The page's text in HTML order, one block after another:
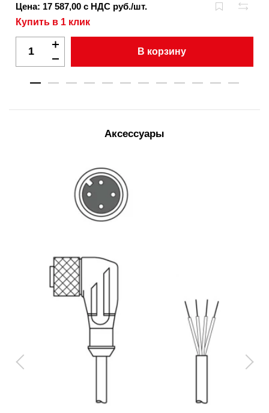
Цена: 17 587,00 с НДС руб./шт.
Купить в 1 клик
В корзину
Аксессуары